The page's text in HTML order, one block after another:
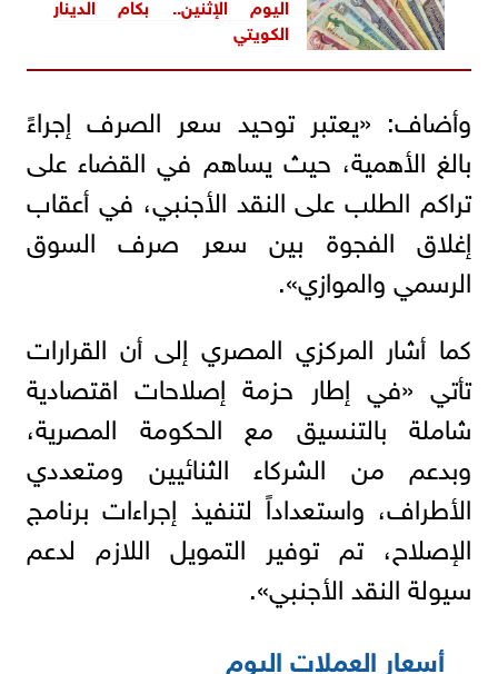
الكويتي
وأضاف: «يعتبر توحيد سعر الصرف إجراءً
بالغ الأهمية، حيث يساهم في القضاء على
تراكم الطلب على النقد الأجنبي، في أعقاب
إغلاق الفجوة بين سعر صرف السوق
الرسمي والموازي».
كما أشار المركزي المصري إلى أن القرارات
تأتي «في إطار حزمة إصلاحات اقتصادية
شاملة بالتنسيق مع الحكومة المصرية،
وبدعم من الشركاء الثنائيين ومتعددي
الأطراف، واستعداداً لتنفيذ إجراءات برنامج
الإصلاح، تم توفير التمويل اللازم لدعم
سيولة النقد الأجنبي».
أسعار العملات اليوم